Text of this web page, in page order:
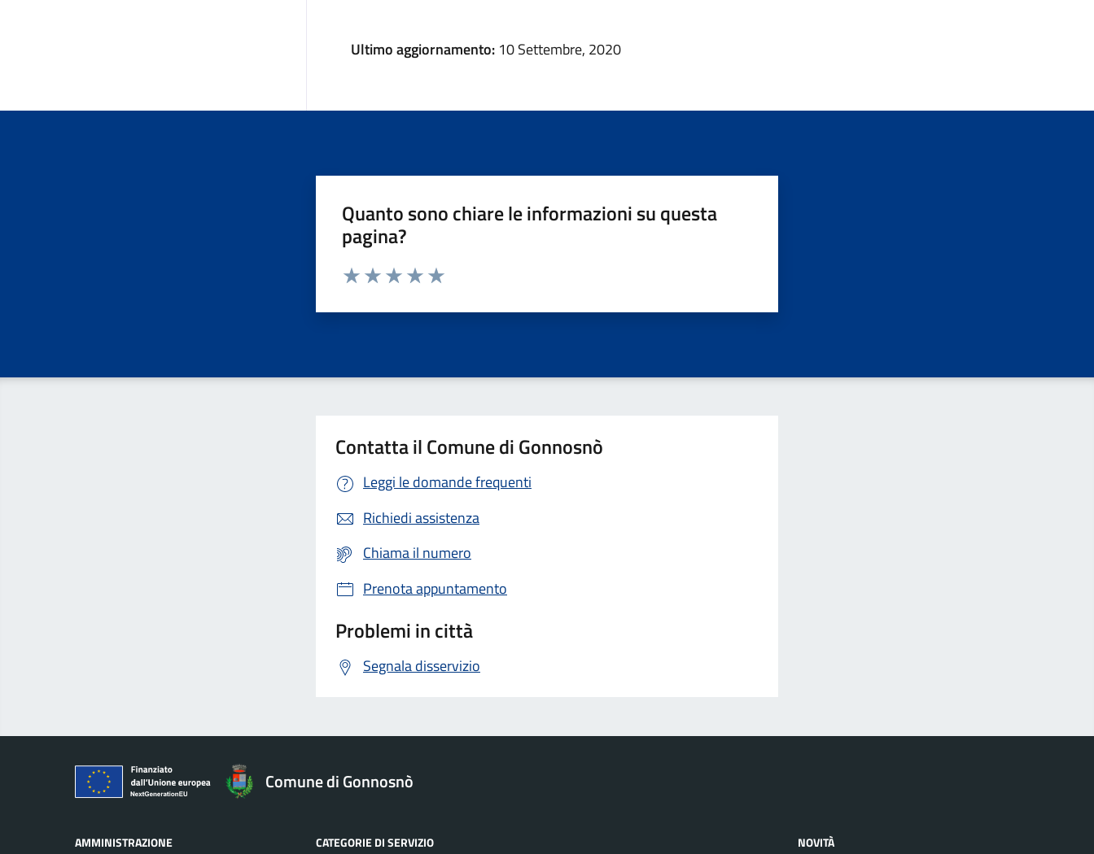
Ultimo aggiornamento: 10 Settembre, 2020
Quanto sono chiare le informazioni su questa
pagina?
Valuta da 1 a 5 stelle la pagina
Contatta il Comune di Gonnosnò
Leggi le domande frequenti
Richiedi assistenza
Chiama il numero
Prenota appuntamento
Problemi in città
Segnala disservizio
Comune di Gonnosnò
AMMINISTRAZIONE CATEGORIE DI SERVIZIO NOVITÀ